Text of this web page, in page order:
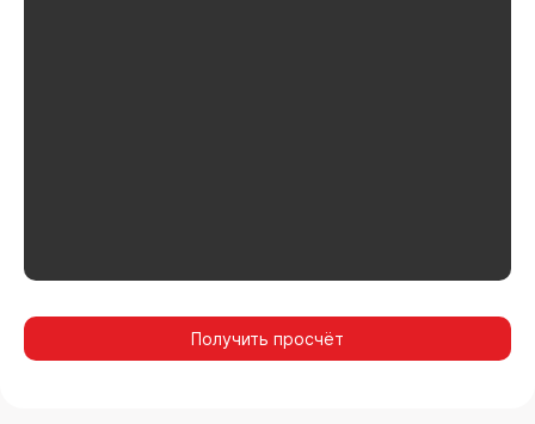
Получить просчёт